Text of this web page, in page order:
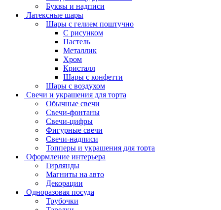
Буквы и надписи
Латексные шары
Шары с гелием поштучно
С рисунком
Пастель
Металлик
Хром
Кристалл
Шары с конфетти
Шары с воздухом
Свечи и украшения для торта
Обычные свечи
Свечи-фонтаны
Свечи-цифры
Фигурные свечи
Свечи-надписи
Топперы и украшения для торта
Оформление интерьера
Гирлянды
Магниты на авто
Декорации
Одноразовая посуда
Трубочки